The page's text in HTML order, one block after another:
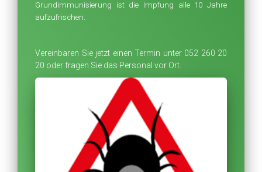
Grundimmunisierung ist die Impfung alle 10 Jahre
aufzufrischen.
Vereinbaren Sie jetzt einen Termin unter 052 260 20
20 oder fragen Sie das Personal vor Ort.